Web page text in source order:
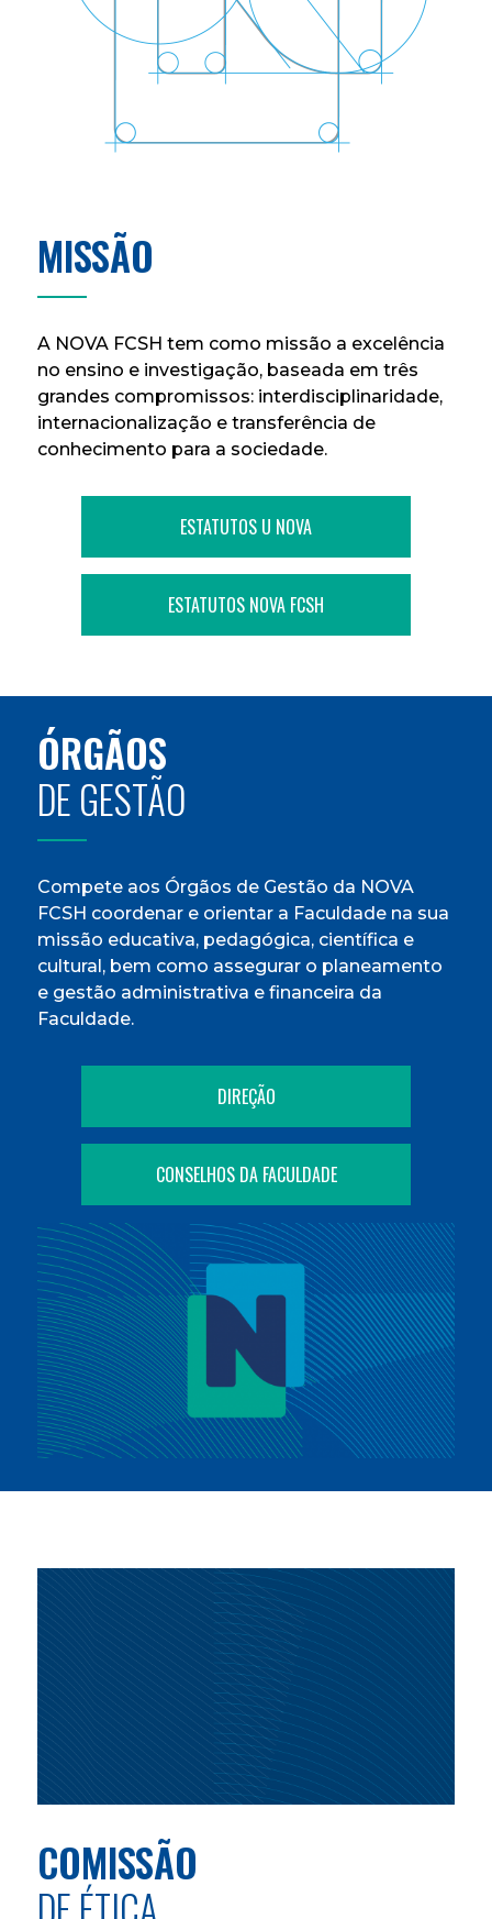
MISSÃO
A NOVA FCSH tem como missão a excelência
no ensino e investigação, baseada em três
grandes compromissos: interdisciplinaridade,
internacionalização e transferência de
conhecimento para a sociedade.
ESTATUTOS U NOVA
ESTATUTOS NOVA FCSH
ÓRGÃOS
DE GESTÃO
Compete aos Órgãos de Gestão da NOVA
FCSH coordenar e orientar a Faculdade na sua
missão educativa, pedagógica, científica e
cultural, bem como assegurar o planeamento
e gestão administrativa e financeira da
Faculdade.
DIREÇÃO
CONSELHOS DA FACULDADE
COMISSÃO
DE ÉTICA